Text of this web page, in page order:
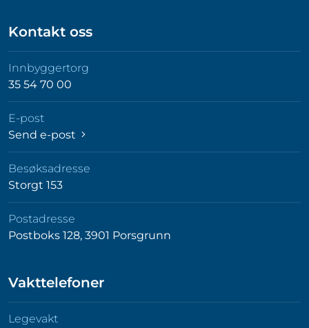
Kontakt oss
Innbyggertorg
35 54 70 00
E-post
Send e-post
Besøksadresse
Storgt 153
Postadresse
Postboks 128, 3901 Porsgrunn
Vakttelefoner
Legevakt